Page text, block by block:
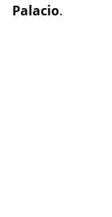
Palacio.